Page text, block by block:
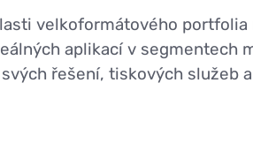
velkoformátového portfolia
aplikací v segmentech
řešení, tiskových služeb